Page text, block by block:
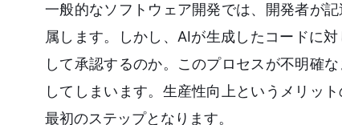
一般的なソフトウェア開発では、開発者が
属します。しかし、AIが生成したコードに
して承認するのか。このプロセスが不明確
してしまいます。生産性向上というメリッ
最初のステップとなります。